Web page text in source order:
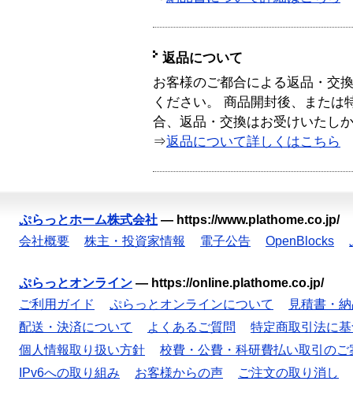
返品について
お客様のご都合による返品・交
ください。 商品開封後、または
合、返品・交換はお受けいたし
⇒返品について詳しくはこちら
ぷらっとホーム株式会社 — https://www.plathome.co.jp/
会社概要
株主・投資家情報 電子公告 OpenBlocks
ぷらっとオンライン — https://online.plathome.co.jp/
ご利用ガイド
ぷらっとオンラインについて
見積書・
配送・決済について
よくあるご質問
特定商取引法に
個人情報取り扱い方針
校費・公費・科研費払い取引のご
IPv6への取り組み
お客様からの声 ご注文の取り消し